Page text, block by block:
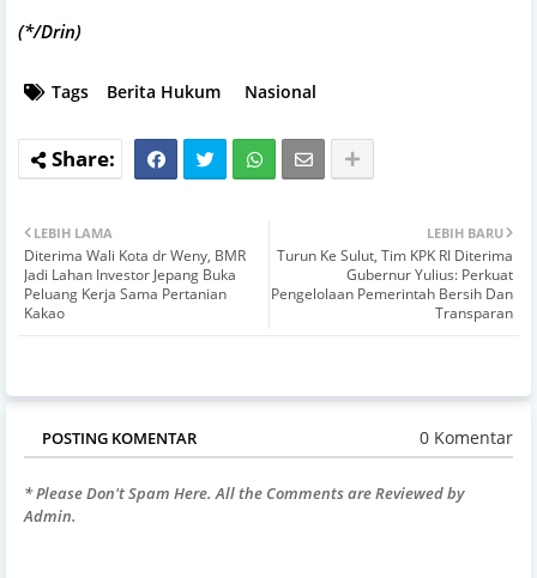
(*/Drin)
Tags Berita Hukum Nasional
LEBIH BARU
Turun Ke Sulut, Tim KPK RI Diterima
Gubernur Yulius: Perkuat
Pengelolaan Pemerintah Bersih Dan
Transparan
LEBIH LAMA
Diterima Wali Kota dr Weny, BMR
Jadi Lahan Investor Jepang Buka
Peluang Kerja Sama Pertanian
Kakao
POSTING KOMENTAR 0 Komentar
* Please Don't Spam Here. All the Comments are Reviewed by
Admin.